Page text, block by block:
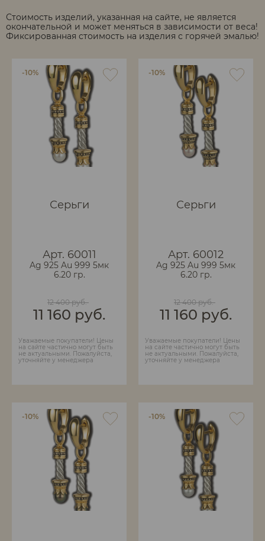
Стоимость изделий, указанная на сайте, не является
окончательной и может меняться в зависимости от веса!
Фиксированная стоимость на изделия с горячей эмалью!
-10%
Серьги
Арт. 60011
Ag 925 Au 999 5мк
6.20 гр.
12 400 руб.
11 160 руб.
Уважаемые покупатели! Цены
на сайте частично могут быть
не актуальными. Пожалуйста,
уточняйте у менеджера
-10%
Серьги
Арт. 60012
Ag 925 Au 999 5мк
6.20 гр.
12 400 руб.
11 160 руб.
Уважаемые покупатели! Цены
на сайте частично могут быть
не актуальными. Пожалуйста,
уточняйте у менеджера
-10% -10%